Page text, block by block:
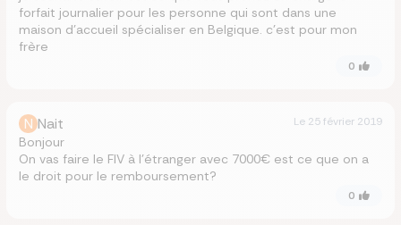
forfait journalier pour les personne qui sont dans une
maison d’accueil spécialiser en Belgique. c'est pour mon
frère
0
N Nait Le 25 février 2019
Bonjour
On vas faire le FIV à l'étranger avec 7000€ est ce que on a
le droit pour le remboursement?
0